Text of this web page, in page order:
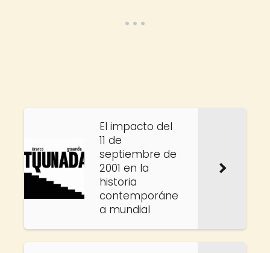
El impacto del
11 de
septiembre de
2001 en la
historia
contemporáne
a mundial